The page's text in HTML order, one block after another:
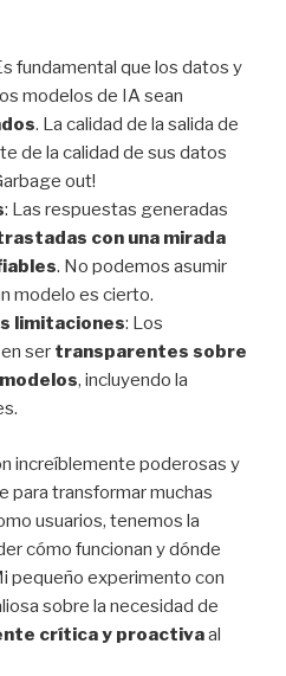
fundamental que los datos y
modelos de IA sean
. La calidad de la salida de
de la calidad de sus datos
out!
: Las respuestas generadas
con una mirada
. No podemos asumir
modelo es cierto.
limitaciones: Los
ser transparentes sobre
, incluyendo la
increíblemente poderosas y
para transformar muchas
usuarios, tenemos la
cómo funcionan y dónde
pequeño experimento con
sobre la necesidad de
crítica y proactivaal